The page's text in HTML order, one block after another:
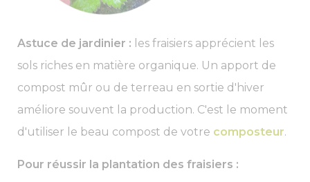
Astuce de jardinier : les fraisiers apprécient les
sols riches en matière organique. Un apport de
compost mûr ou de terreau en sortie d'hiver
améliore souvent la production. C'est le moment
d'utiliser le beau compost de votre composteur.
Pour réussir la plantation des fraisiers :